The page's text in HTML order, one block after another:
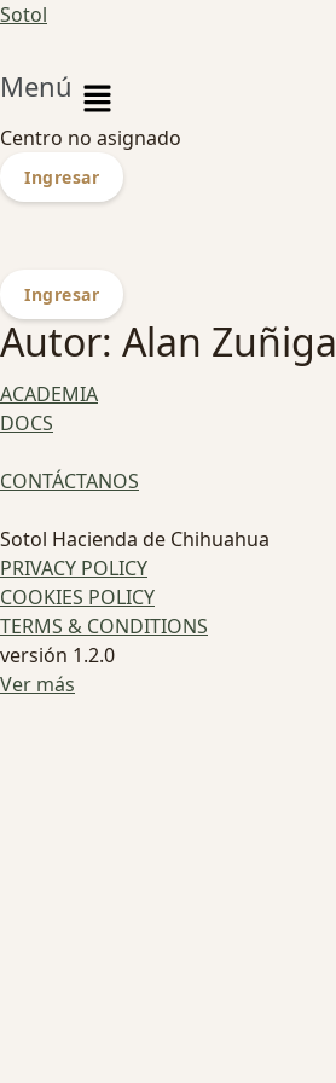
Sotol
Menú
Centro no asignado
Ingresar
Ingresar
Autor: Alan Zuñiga
ACADEMIA
DOCS
CONTÁCTANOS
Sotol Hacienda de Chihuahua
PRIVACY POLICY
COOKIES POLICY
TERMS & CONDITIONS
versión 1.2.0
Ver más